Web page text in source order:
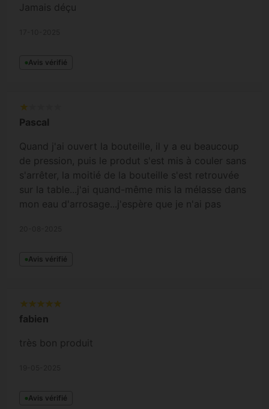
Jamais déçu
Avis vérifié
Pascal
Quand j'ai ouvert la bouteille, il y a eu beaucoup
de pression, puis le produt s'est mis à couler sans
s'arrêter, la moitié de la bouteille s'est retrouvée
sur la table...j'ai quand-même mis la mélasse dans
mon eau d'arrosage...j'espère que je n'ai pas
Avis vérifié
fabien
très bon produit
Avis vérifié